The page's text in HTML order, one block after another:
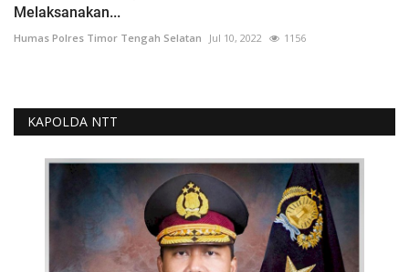
Melaksanakan...
Humas Polres Timor Tengah Selatan Jul 10, 2022 1156
KAPOLDA NTT